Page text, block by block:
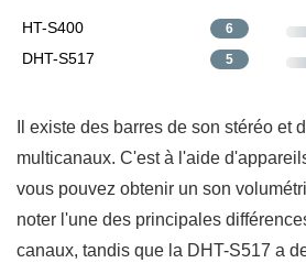
HT-S400 6
DHT-S517 5
Il existe des barres de son stéréo et
multicanaux. C'est à l'aide
vous pouvez obtenir un son
noter l'une des principales
canaux, tandis que la DHT-S517 a